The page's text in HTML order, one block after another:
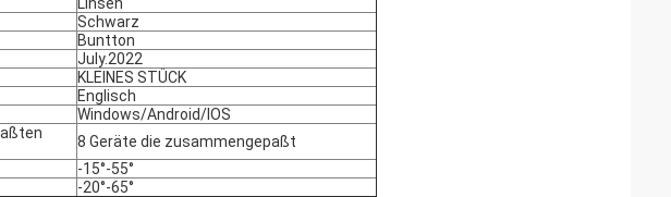
Schwarz
Buntton
July.2022
KLEINES STÜCK
Englisch
Windows/Android/IOS
8 Geräte die zusammengepaßt
-15°-55°
-20°-65°